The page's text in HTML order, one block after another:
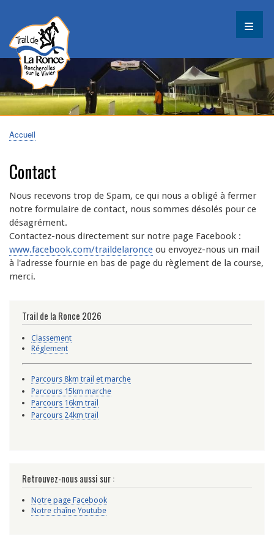
Fil
Accueil
Contact
Nous recevons trop de Spam, ce qui nous a obligé à fermer
notre formulaire de contact, nous sommes désolés pour ce
désagrément.
Contactez-nous directement sur notre page Facebook :
www.facebook.com/traildelaronce ou envoyez-nous un mail
à l'adresse fournie en bas de page du règlement de la course,
merci.
Trail de la Ronce 2026
Classement
Réglement
Parcours 8km trail et marche
Parcours 15km marche
Parcours 16km trail
Parcours 24km trail
Retrouvez-nous aussi sur :
Notre page Facebook
Notre chaîne Youtube